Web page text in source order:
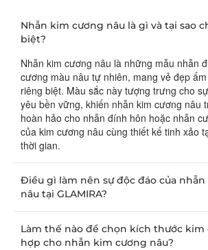
Nhẫn kim cương nâu là gì và tại sao
biệt?
Nhẫn kim cương nâu là những mẫu nhẫn
cương màu nâu tự nhiên, mang vẻ đẹp
riêng biệt. Màu sắc này tượng trưng cho
yêu bền vững, khiến nhẫn kim cương nâu
hoàn hảo cho nhẫn đính hôn hoặc nhẫn
của kim cương nâu cùng thiết kế tinh xảo
thời gian.
Điều gì làm nên sự độc đáo của
nâu tại GLAMIRA?
Làm thế nào để chọn kích thước
hợp cho nhẫn kim cương nâu?